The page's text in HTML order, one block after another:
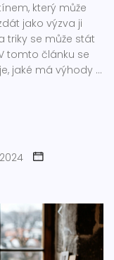
který může
jako výzva ji
triky se může stát
tomto článku se
jaké má výhody a